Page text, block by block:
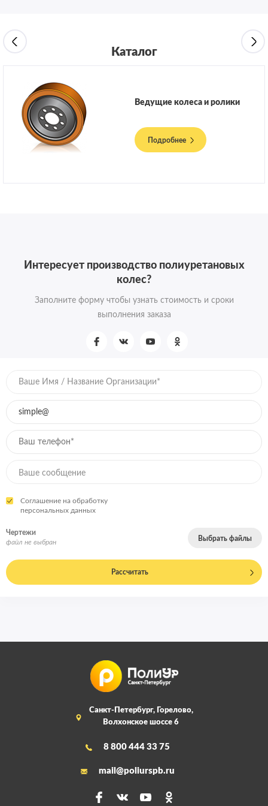
Каталог
Ведущие колеса и ролики
Подробнее
Интересует производство полиуретановых
колес?
Заполните форму чтобы узнать стоимость и сроки
выполнения заказа
Соглашение на обработку
персональных данных
Чертежи
файл не выбран
Выбрать файлы
Рассчитать
Санкт-Петербург, Горелово,
Волхонское шоссе 6
8 800 444 33 75
mail@poliurspb.ru